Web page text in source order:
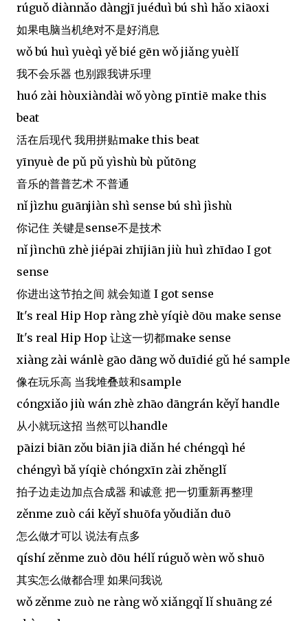
rúguǒ diànnǎo dàngjī juéduì bú shì hǎo xiāoxi
如果电脑当机绝对不是好消息
wǒ bú huì yuèqì yě bié gēn wǒ jiǎng yuèlǐ
我不会乐器 也别跟我讲乐理
huó zài hòuxiàndài wǒ yòng pīntiē make this
beat
活在后现代 我用拼贴make this beat
yīnyuè de pǔ pǔ yìshù bù pǔtōng
音乐的普普艺术 不普通
nǐ jìzhu guānjiàn shì sense bú shì jìshù
你记住 关键是sense不是技术
nǐ jìnchū zhè jiépāi zhījiān jiù huì zhīdao I got
sense
你进出这节拍之间 就会知道 I got sense
It's real Hip Hop ràng zhè yíqiè dōu make sense
It's real Hip Hop 让这一切都make sense
xiàng zài wánlè gāo dāng wǒ duīdié gǔ hé sample
像在玩乐高 当我堆叠鼓和sample
cóngxiǎo jiù wán zhè zhāo dāngrán kěyǐ handle
从小就玩这招 当然可以handle
pāizi biān zǒu biān jiā diǎn hé chéngqì hé
chéngyì bǎ yíqiè chóngxīn zài zhěnglǐ
拍子边走边加点合成器 和诚意 把一切重新再整理
zěnme zuò cái kěyǐ shuōfa yǒudiǎn duō
怎么做才可以 说法有点多
qíshí zěnme zuò dōu hélǐ rúguǒ wèn wǒ shuō
其实怎么做都合理 如果问我说
wǒ zěnme zuò ne ràng wǒ xiǎngqǐ lǐ shuāng zé